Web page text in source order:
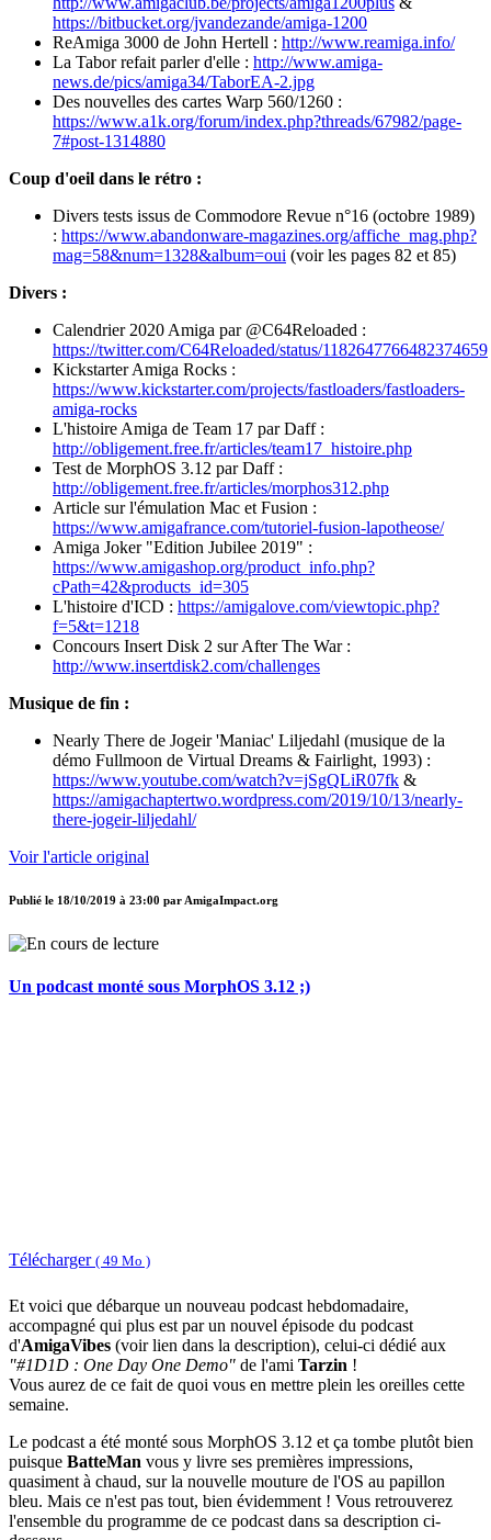
https://bitbucket.org/jvandezande/amiga-1200
ReAmiga 3000 de John Hertell : http://www.reamiga.info/
La Tabor refait parler d'elle : http://www.amiga-
news.de/pics/amiga34/TaborEA-2.jpg
Des nouvelles des cartes Warp 560/1260 :
https://www.a1k.org/forum/index.php?threads/67982/page-
7#post-1314880
Coup d'oeil dans le rétro :
Divers tests issus de Commodore Revue n°16 (octobre 1989)
: https://www.abandonware-magazines.org/affiche_mag.php?
mag=58&num=1328&album=oui (voir les pages 82 et 85)
Divers :
Calendrier 2020 Amiga par @C64Reloaded :
https://twitter.com/C64Reloaded/status/1182647766482374659
Kickstarter Amiga Rocks :
https://www.kickstarter.com/projects/fastloaders/fastloaders-
amiga-rocks
L'histoire Amiga de Team 17 par Daff :
http://obligement.free.fr/articles/team17_histoire.php
Test de MorphOS 3.12 par Daff :
http://obligement.free.fr/articles/morphos312.php
Article sur l'émulation Mac et Fusion :
https://www.amigafrance.com/tutoriel-fusion-lapotheose/
Amiga Joker "Edition Jubilee 2019" :
https://www.amigashop.org/product_info.php?
cPath=42&products_id=305
L'histoire d'ICD : https://amigalove.com/viewtopic.php?
f=5&t=1218
Concours Insert Disk 2 sur After The War :
http://www.insertdisk2.com/challenges
Musique de fin :
Nearly There de Jogeir 'Maniac' Liljedahl (musique de la
démo Fullmoon de Virtual Dreams & Fairlight, 1993) :
https://www.youtube.com/watch?v=jSgQLiR07fk &
https://amigachaptertwo.wordpress.com/2019/10/13/nearly-
there-jogeir-liljedahl/
Voir l'article original
Publié le 18/10/2019 à 23:00 par AmigaImpact.org
Un podcast monté sous MorphOS 3.12 ;)
Télécharger ( 49 Mo )
Et voici que débarque un nouveau podcast hebdomadaire,
accompagné qui plus est par un nouvel épisode du podcast
d'AmigaVibes (voir lien dans la description), celui-ci dédié aux
"#1D1D : One Day One Demo" de l'ami Tarzin !
Vous aurez de ce fait de quoi vous en mettre plein les oreilles cette
semaine.
Le podcast a été monté sous MorphOS 3.12 et ça tombe plutôt bien
puisque BatteMan vous y livre ses premières impressions,
quasiment à chaud, sur la nouvelle mouture de l'OS au papillon
bleu. Mais ce n'est pas tout, bien évidemment ! Vous retrouverez
l'ensemble du programme de ce podcast dans sa description ci-